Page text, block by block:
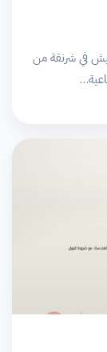
في شرنقة من